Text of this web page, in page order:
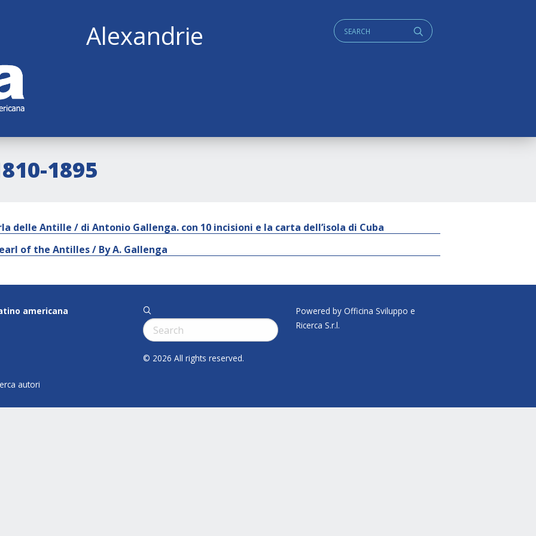
Alexandrie q
Cerca:
1895
delle Antille / di Antonio Gallenga. con 10 incisioni e la carta dell’isola di Cuba
of the Antilles / By A. Gallenga
americana
autori
q
Cerca:
© 2026 All rights reserved.
Powered by Officina Sviluppo e
Ricerca S.r.l.